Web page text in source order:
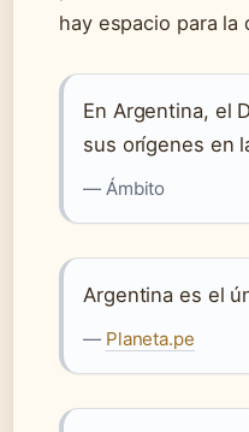
hay espacio para la
En Argentina, el
sus orígenes en
— Ámbito
Argentina es el
— Planeta.pe